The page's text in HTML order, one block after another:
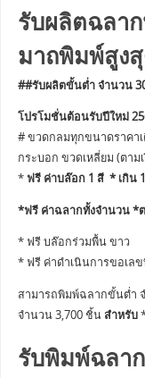
รับผลิตฉลาก
มาถพิมพ์สูง
##รับผลิตขั้นต่ำ จำนวน
โปรโมชั่นต้อนรับปีใหม่
# ขวดกลมทุกขนาดราคา
กระบอก ขวดเหลี่ยม (ตาม
*ฟรี ค่าบล๊อก 1 สี * เกิน
*ฟรี ค่าฉลากทั้งจำนวน *
* ฟรี บล๊อกร่วมพื้น ขาว
* ฟรี ค่าดำเนินการขอเล
สามารถพิมพ์ฉลากขั้นต่ำ
จำนวน 3,700 ชิ้นสำหรับ
รับพิมพ์ฉลาก